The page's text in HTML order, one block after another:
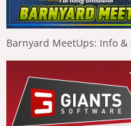
Barnyard MeetUps: Info